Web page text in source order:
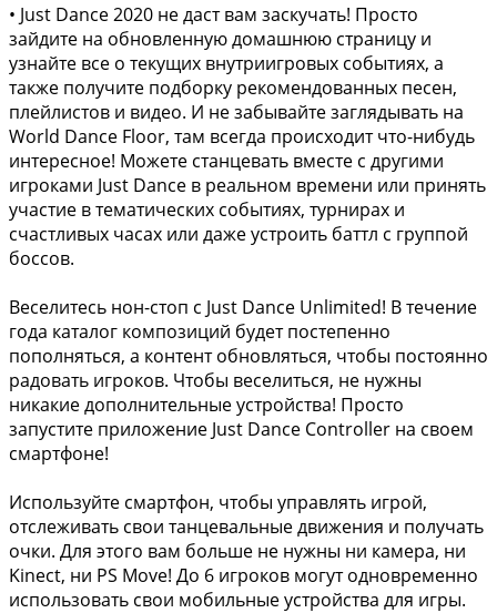
• Just Dance 2020 не даст вам заскучать! Просто
зайдите на обновленную домашнюю страницу и
узнайте все о текущих внутриигровых событиях, а
также получите подборку рекомендованных песен,
плейлистов и видео. И не забывайте заглядывать на
World Dance Floor, там всегда происходит что-нибудь
интересное! Можете станцевать вместе с другими
игроками Just Dance в реальном времени или принять
участие в тематических событиях, турнирах и
счастливых часах или даже устроить баттл с группой
боссов.
Веселитесь нон-стоп с Just Dance Unlimited! В течение
года каталог композиций будет постепенно
пополняться, а контент обновляться, чтобы постоянно
радовать игроков. Чтобы веселиться, не нужны
никакие дополнительные устройства! Просто
запустите приложение Just Dance Controller на своем
смартфоне!
Используйте смартфон, чтобы управлять игрой,
отслеживать свои танцевальные движения и получать
очки. Для этого вам больше не нужны ни камера, ни
Kinect, ни PS Move! До 6 игроков могут одновременно
использовать свои мобильные устройства для игры.